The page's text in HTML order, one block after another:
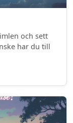
och sett
har du till